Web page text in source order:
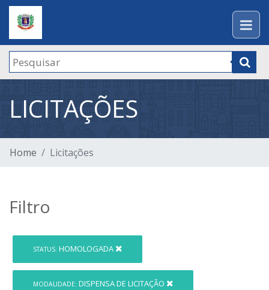
LICITAÇÕES
Home Licitações
Filtro
STATUS: HOMOLOGADA
MODALIDADE: DISPENSA DE LICITAÇÃO